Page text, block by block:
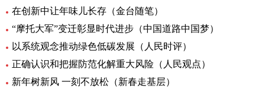
在创新中让年味儿长存（金台随笔）
“摩托大军”变迁彰显时代进步（中国道路中国梦）
以系统观念推动绿色低碳发展（人民时评）
正确认识和把握防范化解重大风险（人民观点）
新年树新风 一刻不放松（新春走基层）